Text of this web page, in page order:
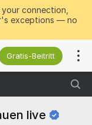
your connection,
exceptions — no
Gratis-Beitritt
live